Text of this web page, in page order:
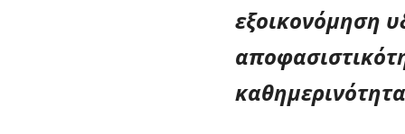
εξοικονόμηση